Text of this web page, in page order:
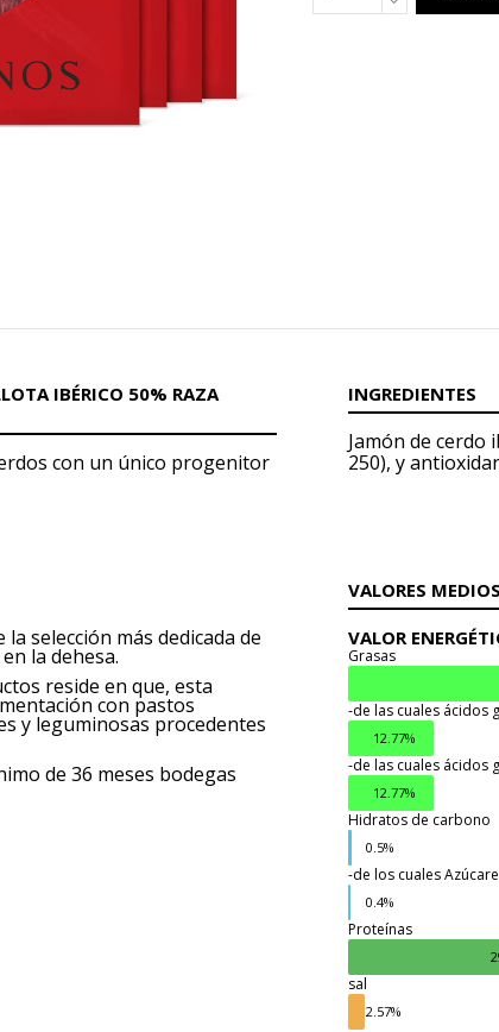
IBÉRICO 50% RAZA
con un único progenitor
INGREDIENTES
Jamón de cerdo
250), y
selección más dedicada de
la dehesa.
reside en que, esta
con pastos
y leguminosas procedentes
de 36 meses bodegas
VALORES
VALOR
Grasas
-de las cuales ácidos
12.77%
-de las cuales ácidos
12.77%
Hidratos de carbono
0.5%
-de los cuales
0.4%
Proteínas
sal
2.57%